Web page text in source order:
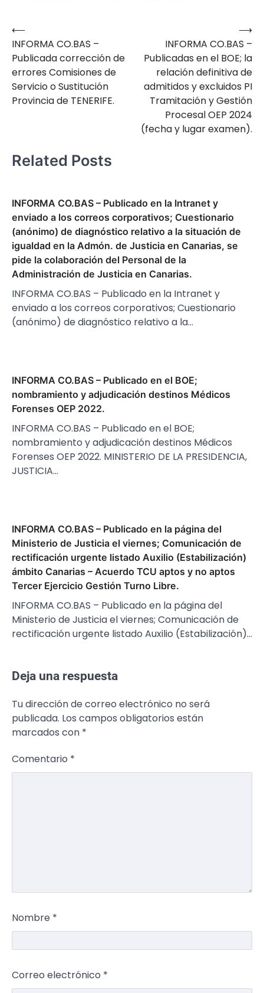
Navegación
de
entradas
⟵
INFORMA CO.BAS –
Publicada corrección de
errores Comisiones de
Servicio o Sustitución
Provincia de TENERIFE.
INFORMA CO.BAS –
Publicadas en el BOE; la
relación definitiva de
admitidos y excluidos PI
Tramitación y Gestión
Procesal OEP 2024
(fecha y lugar examen).
⟶
Related Posts
INFORMA CO.BAS – Publicado en la Intranet y
enviado a los correos corporativos; Cuestionario
(anónimo) de diagnóstico relativo a la situación de
igualdad en la Admón. de Justicia en Canarias, se
pide la colaboración del Personal de la
Administración de Justicia en Canarias.
INFORMA CO.BAS – Publicado en la Intranet y
enviado a los correos corporativos; Cuestionario
(anónimo) de diagnóstico relativo a la…
INFORMA CO.BAS – Publicado en el BOE;
nombramiento y adjudicación destinos Médicos
Forenses OEP 2022.
INFORMA CO.BAS – Publicado en el BOE;
nombramiento y adjudicación destinos Médicos
Forenses OEP 2022. MINISTERIO DE LA PRESIDENCIA,
JUSTICIA…
INFORMA CO.BAS – Publicado en la página del
Ministerio de Justicia el viernes; Comunicación de
rectificación urgente listado Auxilio (Estabilización)
ámbito Canarias – Acuerdo TCU aptos y no aptos
Tercer Ejercicio Gestión Turno Libre.
INFORMA CO.BAS – Publicado en la página del
Ministerio de Justicia el viernes; Comunicación de
rectificación urgente listado Auxilio (Estabilización)…
Deja una respuesta
Tu dirección de correo electrónico no será
publicada. Los campos obligatorios están
marcados con *
Comentario *
Nombre *
Correo electrónico *